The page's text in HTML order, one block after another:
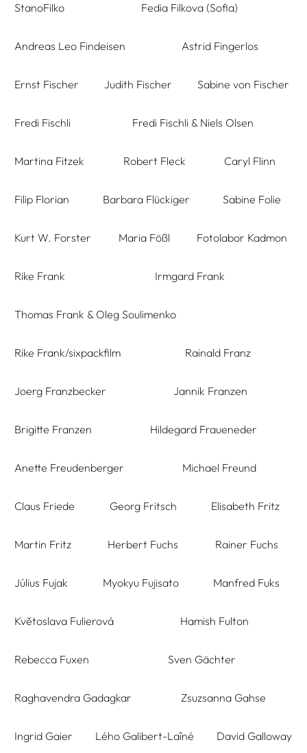
StanoFilko Fedia Filkova (Sofia)
Andreas Leo Findeisen Astrid Fingerlos
Ernst Fischer Judith Fischer Sabine von Fischer
Fredi Fischli Fredi Fischli & Niels Olsen
Martina Fitzek Robert Fleck Caryl Flinn
Filip Florian Barbara Flückiger Sabine Folie
Kurt W. Forster Maria Fößl Fotolabor Kadmon
Rike Frank Irmgard Frank
Thomas Frank & Oleg Soulimenko
Rike Frank/sixpackfilm Rainald Franz
Joerg Franzbecker Jannik Franzen
Brigitte Franzen Hildegard Fraueneder
Anette Freudenberger Michael Freund
Claus Friede Georg Fritsch Elisabeth Fritz
Martin Fritz Herbert Fuchs Rainer Fuchs
Július Fujak Myokyu Fujisato Manfred Fuks
Květoslava Fulierová Hamish Fulton
Rebecca Fuxen Sven Gächter
Raghavendra Gadagkar Zsuzsanna Gahse
Ingrid Gaier Lého Galibert-Laîné David Galloway